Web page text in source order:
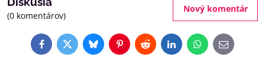
(0 komentárov)
Nový komentár
FacebookTwitterBlueskyPinterestRedditLinkedInWhatsApp
E-
mail